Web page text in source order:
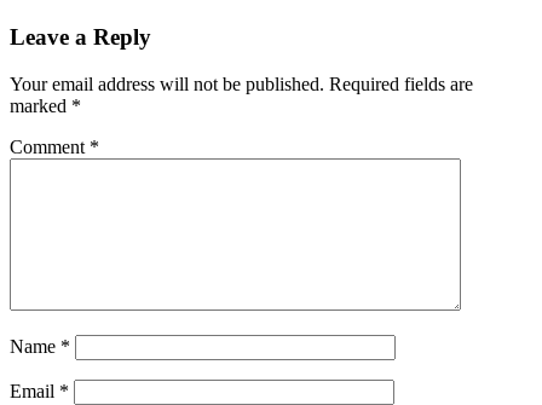
Leave a Reply
Your email address will not be published. Required fields are
marked *
Comment *
Name *
Email *